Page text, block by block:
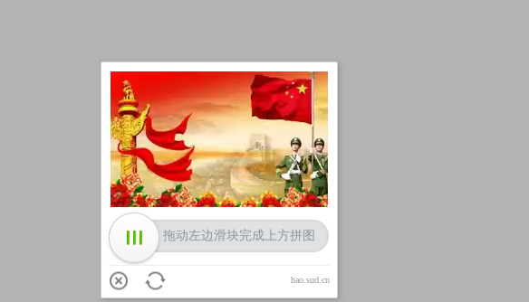
加载中
拖动左边滑块完成上方拼图
hao.sud.cn